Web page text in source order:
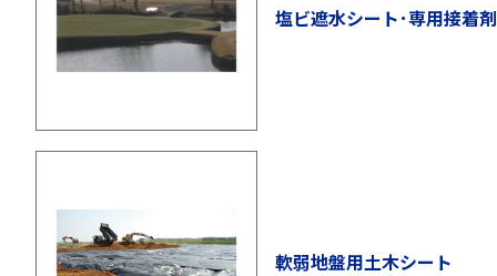
塩ビ遮水シート･専用接着剤
軟弱地盤用土木シート